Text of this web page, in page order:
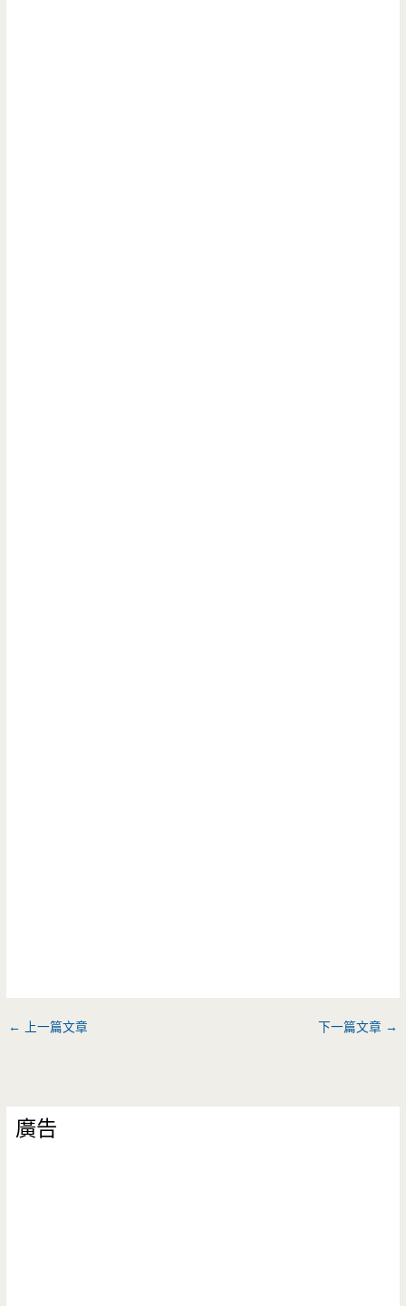
← 上一篇文章 下一篇文章 →
廣告